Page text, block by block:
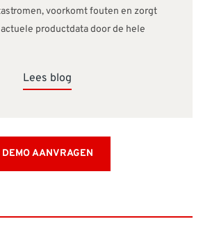
voorkomt fouten en zorgt
productdata door de hele
Lees blog
DEMO AANVRAGEN